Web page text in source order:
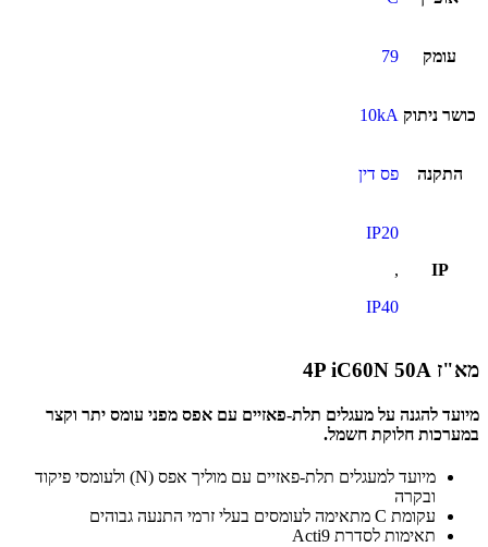
עומק 79
כושר ניתוק 10kA
התקנה פס דין
IP
IP20
,
IP40
מא"ז 4P iC60N 50A
מיועד להגנה על מעגלים תלת-פאזיים עם אפס מפני עומס יתר וקצר
במערכות חלוקת חשמל.
מיועד למעגלים תלת-פאזיים עם מוליך אפס (N) ולעומסי פיקוד
ובקרה
עקומת C מתאימה לעומסים בעלי זרמי התנעה גבוהים
תאימות לסדרת Acti9